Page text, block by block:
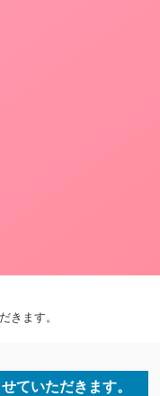
きます。
ていただきます。